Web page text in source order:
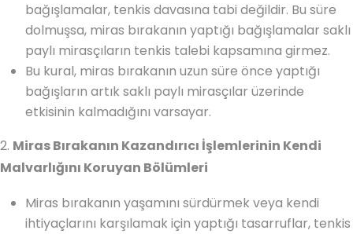
bağışlamalar, tenkis davasına tabi değildir. Bu süre
dolmuşsa, miras bırakanın yaptığı bağışlamalar saklı
paylı mirasçıların tenkis talebi kapsamına girmez.
Bu kural, miras bırakanın uzun süre önce yaptığı
bağışların artık saklı paylı mirasçılar üzerinde
etkisinin kalmadığını varsayar.
2. Miras Bırakanın Kazandırıcı İşlemlerinin Kendi
Malvarlığını Koruyan Bölümleri
Miras bırakanın yaşamını sürdürmek veya kendi
ihtiyaçlarını karşılamak için yaptığı tasarruflar, tenkis